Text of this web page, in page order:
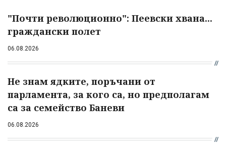
"Почти революционно": Пеевски хвана...
граждански полет
06.08.2026
Не знам ядките, поръчани от
парламента, за кого са, но предполагам
са за семейство Баневи
06.08.2026